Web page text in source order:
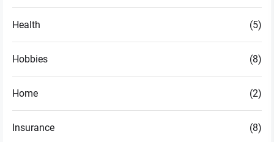
Health (5)
Hobbies (8)
Home (2)
Insurance (8)